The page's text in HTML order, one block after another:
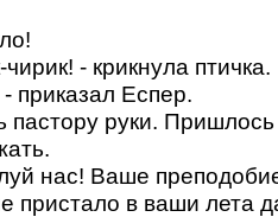
- крикнула птичка.
приказал Еспер.
пастору руки.
нас! Ваше
пристало в ваши лета